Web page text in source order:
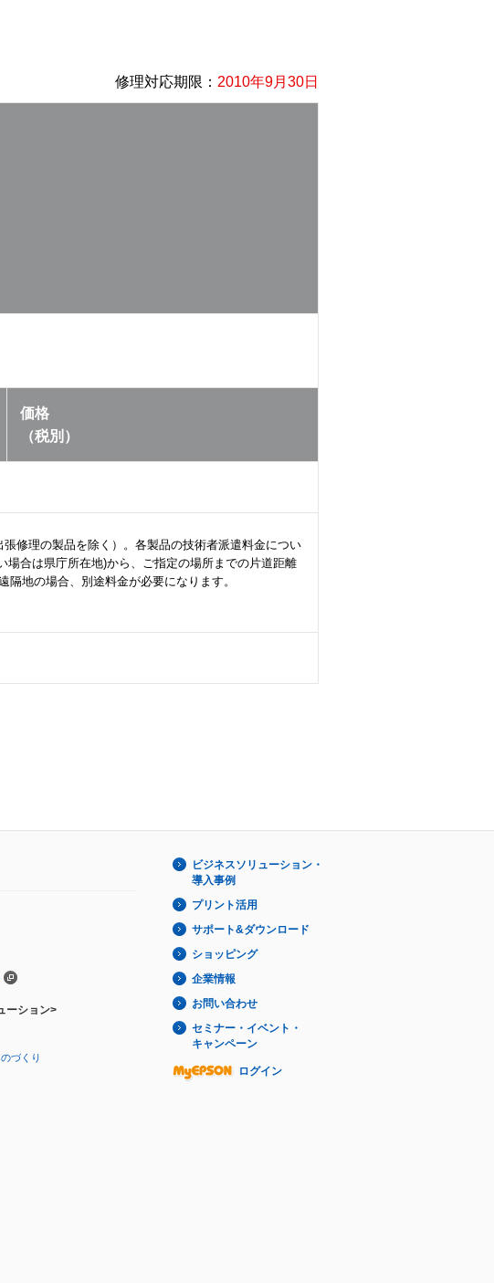
修理対応期限： 2010年9月30日
価格
（税別）
修理の製品を除く）。各製品の技術者派遣料金につい
合は県庁所在地)から、ご指定の場所までの片道距離
地の場合、別途料金が必要になります。
ーション>
づくり
ビジネスソリューション・
導入事例
プリント活用
サポート&ダウンロード
ショッピング
企業情報
お問い合わせ
セミナー・イベント・
キャンペーン
ログイン